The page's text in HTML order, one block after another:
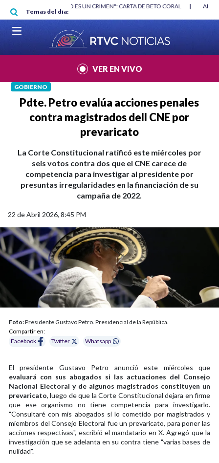
Pasar al contenido principal
Temas del día:
"HABLAR NO ES UN CRIMEN": CARTA DE BETO CORAL
VER EN VIVO
GOBIERNO
Pdte. Petro evalúa acciones penales
contra magistrados dell CNE por
prevaricato
La Corte Constitucional ratificó este miércoles por
seis votos contra dos que el CNE carece de
competencia para investigar al presidente por
presuntas irregularidades en la financiación de su
campaña de 2022.
22 de Abril 2026, 8:45 PM
Foto:Presidente Gustavo Petro. Presidencial de la República.
Compartir en:
Facebook
Twitter Whatsapp
El presidente Gustavo Petro anunció este miércoles que
evaluará con sus abogados si las actuaciones del Consejo
Nacional Electoral y de algunos magistrados constituyen un
prevaricato, luego de que la Corte Constitucional dejara en firme
que ese organismo no tiene competencia para investigarlo.
"Consultaré con mis abogados si lo cometido por magistrados y
miembros del Consejo Electoral fue un prevaricato, para poner las
acciones respectivas", escribió el mandatario en X. Agregó que la
investigación que se adelanta en su contra tiene "varias bases de
nulidad".